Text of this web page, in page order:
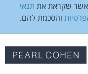
שקראת את תנאי
והסכמת להם.